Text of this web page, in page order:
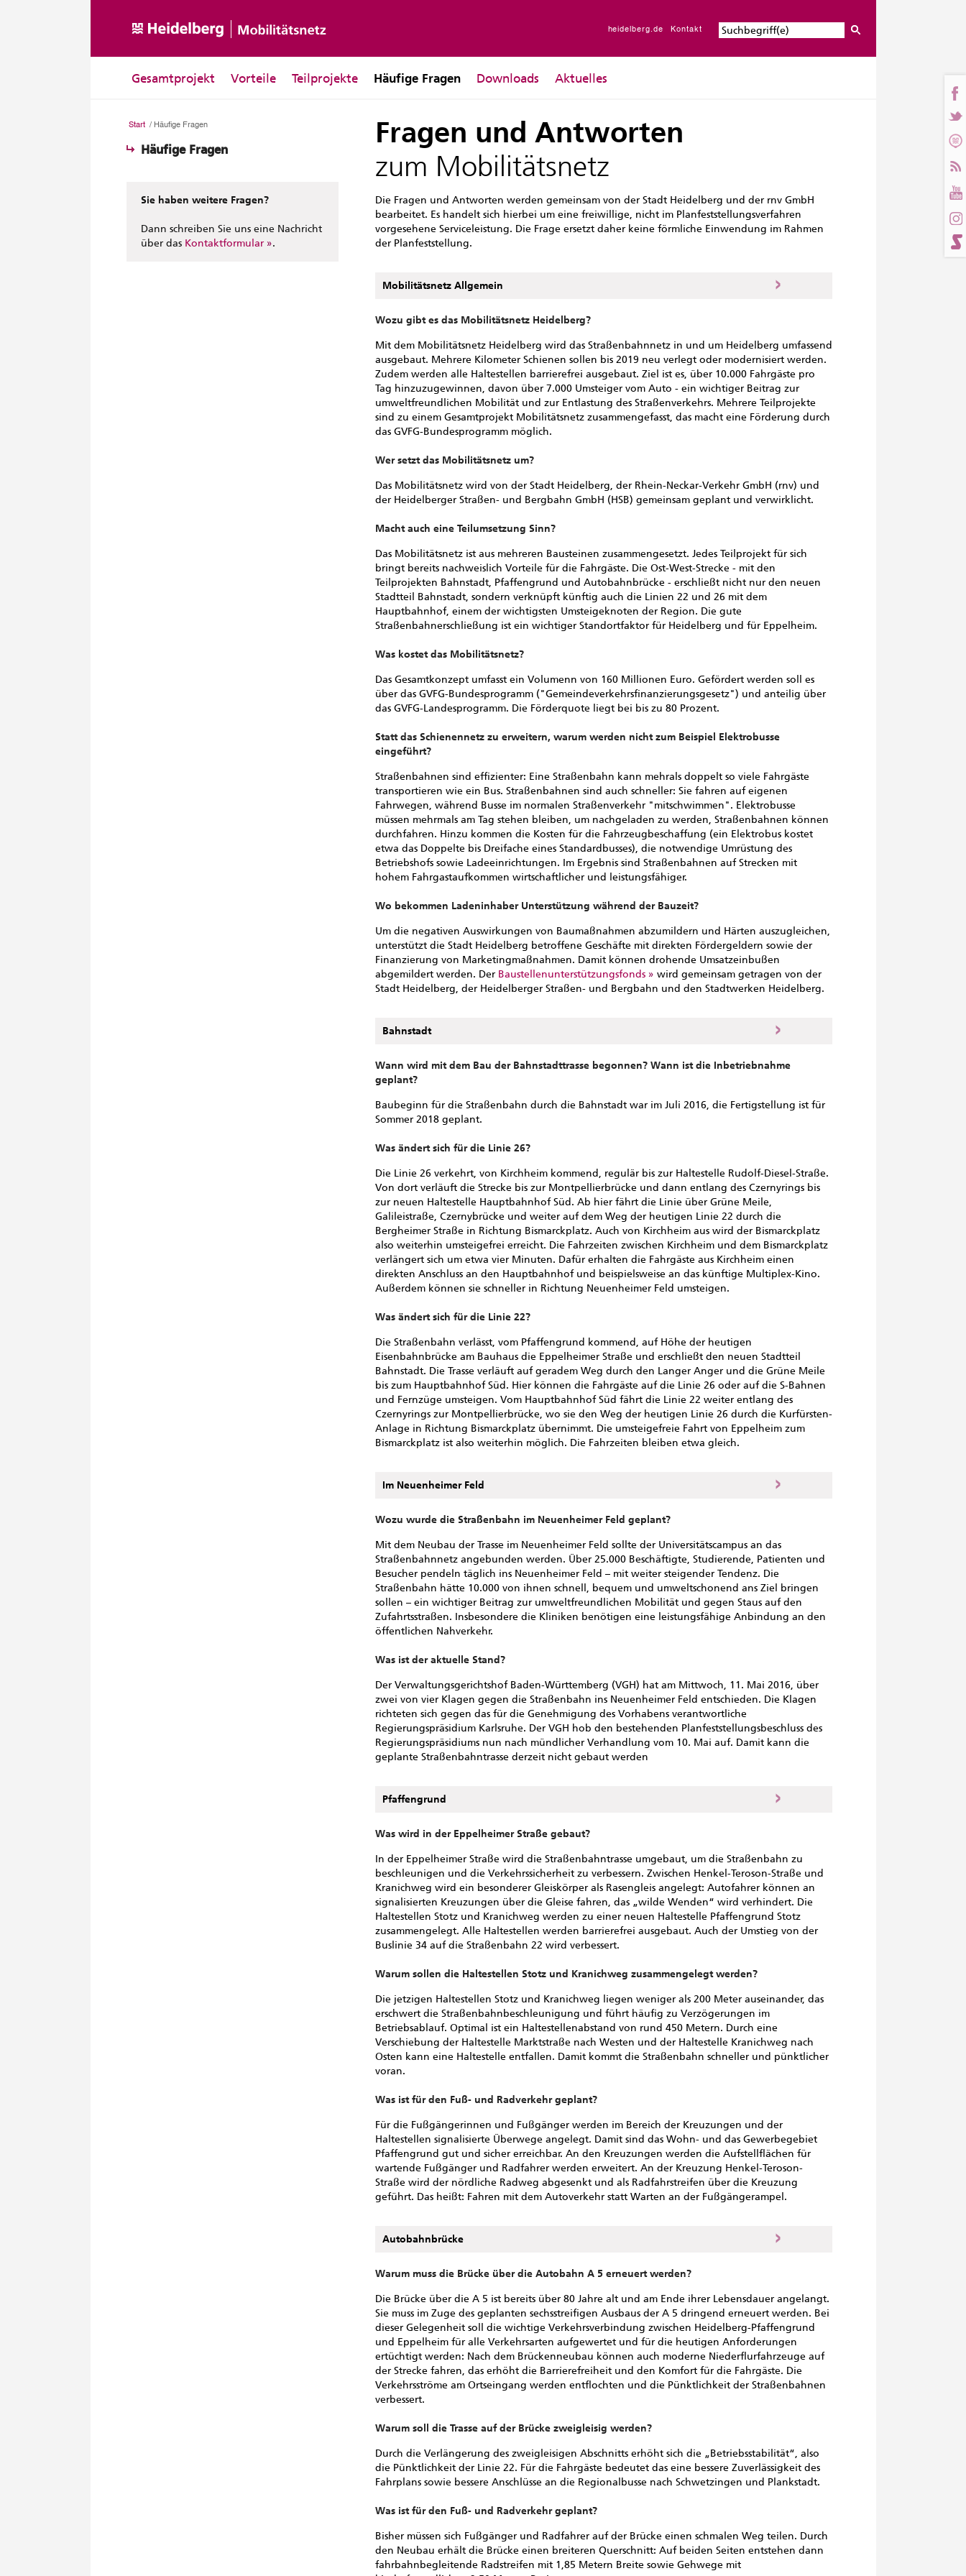
heidelberg.de Kontakt
Gesamtprojekt Vorteile Teilprojekte Häufige Fragen Downloads Aktuelles
Start / Häufige Fragen
Häufige Fragen
Sie haben weitere Fragen?
Dann schreiben Sie uns eine Nachricht
über das Kontaktformular .
Fragen und Antworten
zum Mobilitätsnetz
Die Fragen und Antworten werden gemeinsam von der Stadt Heidelberg und der rnv GmbH
bearbeitet. Es handelt sich hierbei um eine freiwillige, nicht im Planfeststellungsverfahren
vorgesehene Serviceleistung. Die Frage ersetzt daher keine förmliche Einwendung im Rahmen
der Planfeststellung.
Mobilitätsnetz Allgemein
Wozu gibt es das Mobilitätsnetz Heidelberg?
Mit dem Mobilitätsnetz Heidelberg wird das Straßenbahnnetz in und um Heidelberg umfassend
ausgebaut. Mehrere Kilometer Schienen sollen bis 2019 neu verlegt oder modernisiert werden.
Zudem werden alle Haltestellen barrierefrei ausgebaut. Ziel ist es, über 10.000 Fahrgäste pro
Tag hinzuzugewinnen, davon über 7.000 Umsteiger vom Auto - ein wichtiger Beitrag zur
umweltfreundlichen Mobilität und zur Entlastung des Straßenverkehrs. Mehrere Teilprojekte
sind zu einem Gesamtprojekt Mobilitätsnetz zusammengefasst, das macht eine Förderung durch
das GVFG-Bundesprogramm möglich.
Wer setzt das Mobilitätsnetz um?
Das Mobilitätsnetz wird von der Stadt Heidelberg, der Rhein-Neckar-Verkehr GmbH (rnv) und
der Heidelberger Straßen- und Bergbahn GmbH (HSB) gemeinsam geplant und verwirklicht.
Macht auch eine Teilumsetzung Sinn?
Das Mobilitätsnetz ist aus mehreren Bausteinen zusammengesetzt. Jedes Teilprojekt für sich
bringt bereits nachweislich Vorteile für die Fahrgäste. Die Ost-West-Strecke - mit den
Teilprojekten Bahnstadt, Pfaffengrund und Autobahnbrücke - erschließt nicht nur den neuen
Stadtteil Bahnstadt, sondern verknüpft künftig auch die Linien 22 und 26 mit dem
Hauptbahnhof, einem der wichtigsten Umsteigeknoten der Region. Die gute
Straßenbahnerschließung ist ein wichtiger Standortfaktor für Heidelberg und für Eppelheim.
Was kostet das Mobilitätsnetz?
Das Gesamtkonzept umfasst ein Volumenn von 160 Millionen Euro. Gefördert werden soll es
über das GVFG-Bundesprogramm ("Gemeindeverkehrsfinanzierungsgesetz") und anteilig über
das GVFG-Landesprogramm. Die Förderquote liegt bei bis zu 80 Prozent.
Statt das Schienennetz zu erweitern, warum werden nicht zum Beispiel Elektrobusse
eingeführt?
Straßenbahnen sind effizienter: Eine Straßenbahn kann mehrals doppelt so viele Fahrgäste
transportieren wie ein Bus. Straßenbahnen sind auch schneller: Sie fahren auf eigenen
Fahrwegen, während Busse im normalen Straßenverkehr "mitschwimmen". Elektrobusse
müssen mehrmals am Tag stehen bleiben, um nachgeladen zu werden, Straßenbahnen können
durchfahren. Hinzu kommen die Kosten für die Fahrzeugbeschaffung (ein Elektrobus kostet
etwa das Doppelte bis Dreifache eines Standardbusses), die notwendige Umrüstung des
Betriebshofs sowie Ladeeinrichtungen. Im Ergebnis sind Straßenbahnen auf Strecken mit
hohem Fahrgastaufkommen wirtschaftlicher und leistungsfähiger.
Wo bekommen Ladeninhaber Unterstützung während der Bauzeit?
Um die negativen Auswirkungen von Baumaßnahmen abzumildern und Härten auszugleichen,
unterstützt die Stadt Heidelberg betroffene Geschäfte mit direkten Fördergeldern sowie der
Finanzierung von Marketingmaßnahmen. Damit können drohende Umsatzeinbußen
abgemildert werden. Der Baustellenunterstützungsfonds
wird gemeinsam getragen von der
Stadt Heidelberg, der Heidelberger Straßen- und Bergbahn und den Stadtwerken Heidelberg.
Bahnstadt
Wann wird mit dem Bau der Bahnstadttrasse begonnen? Wann ist die Inbetriebnahme
geplant?
Baubeginn für die Straßenbahn durch die Bahnstadt war im Juli 2016, die Fertigstellung ist für
Sommer 2018 geplant.
Was ändert sich für die Linie 26?
Die Linie 26 verkehrt, von Kirchheim kommend, regulär bis zur Haltestelle Rudolf-Diesel-Straße.
Von dort verläuft die Strecke bis zur Montpellierbrücke und dann entlang des Czernyrings bis
zur neuen Haltestelle Hauptbahnhof Süd. Ab hier fährt die Linie über Grüne Meile,
Galileistraße, Czernybrücke und weiter auf dem Weg der heutigen Linie 22 durch die
Bergheimer Straße in Richtung Bismarckplatz. Auch von Kirchheim aus wird der Bismarckplatz
also weiterhin umsteigefrei erreicht. Die Fahrzeiten zwischen Kirchheim und dem Bismarckplatz
verlängert sich um etwa vier Minuten. Dafür erhalten die Fahrgäste aus Kirchheim einen
direkten Anschluss an den Hauptbahnhof und beispielsweise an das künftige Multiplex-Kino.
Außerdem können sie schneller in Richtung Neuenheimer Feld umsteigen.
Was ändert sich für die Linie 22?
Die Straßenbahn verlässt, vom Pfaffengrund kommend, auf Höhe der heutigen
Eisenbahnbrücke am Bauhaus die Eppelheimer Straße und erschließt den neuen Stadtteil
Bahnstadt. Die Trasse verläuft auf geradem Weg durch den Langer Anger und die Grüne Meile
bis zum Hauptbahnhof Süd. Hier können die Fahrgäste auf die Linie 26 oder auf die S-Bahnen
und Fernzüge umsteigen. Vom Hauptbahnhof Süd fährt die Linie 22 weiter entlang des
Czernyrings zur Montpellierbrücke, wo sie den Weg der heutigen Linie 26 durch die Kurfürsten-
Anlage in Richtung Bismarckplatz übernimmt. Die umsteigefreie Fahrt von Eppelheim zum
Bismarckplatz ist also weiterhin möglich. Die Fahrzeiten bleiben etwa gleich.
Im Neuenheimer Feld
Wozu wurde die Straßenbahn im Neuenheimer Feld geplant?
Mit dem Neubau der Trasse im Neuenheimer Feld sollte der Universitätscampus an das
Straßenbahnnetz angebunden werden. Über 25.000 Beschäftigte, Studierende, Patienten und
Besucher pendeln täglich ins Neuenheimer Feld – mit weiter steigender Tendenz. Die
Straßenbahn hätte 10.000 von ihnen schnell, bequem und umweltschonend ans Ziel bringen
sollen – ein wichtiger Beitrag zur umweltfreundlichen Mobilität und gegen Staus auf den
Zufahrtsstraßen. Insbesondere die Kliniken benötigen eine leistungsfähige Anbindung an den
öffentlichen Nahverkehr.
Was ist der aktuelle Stand?
Der Verwaltungsgerichtshof Baden-Württemberg (VGH) hat am Mittwoch, 11. Mai 2016, über
zwei von vier Klagen gegen die Straßenbahn ins Neuenheimer Feld entschieden. Die Klagen
richteten sich gegen das für die Genehmigung des Vorhabens verantwortliche
Regierungspräsidium Karlsruhe. Der VGH hob den bestehenden Planfeststellungsbeschluss des
Regierungspräsidiums nun nach mündlicher Verhandlung vom 10. Mai auf. Damit kann die
geplante Straßenbahntrasse derzeit nicht gebaut werden
Pfaffengrund
Was wird in der Eppelheimer Straße gebaut?
In der Eppelheimer Straße wird die Straßenbahntrasse umgebaut, um die Straßenbahn zu
beschleunigen und die Verkehrssicherheit zu verbessern. Zwischen Henkel-Teroson-Straße und
Kranichweg wird ein besonderer Gleiskörper als Rasengleis angelegt: Autofahrer können an
signalisierten Kreuzungen über die Gleise fahren, das „wilde Wenden“ wird verhindert. Die
Haltestellen Stotz und Kranichweg werden zu einer neuen Haltestelle Pfaffengrund Stotz
zusammengelegt. Alle Haltestellen werden barrierefrei ausgebaut. Auch der Umstieg von der
Buslinie 34 auf die Straßenbahn 22 wird verbessert.
Warum sollen die Haltestellen Stotz und Kranichweg zusammengelegt werden?
Die jetzigen Haltestellen Stotz und Kranichweg liegen weniger als 200 Meter auseinander, das
erschwert die Straßenbahnbeschleunigung und führt häufig zu Verzögerungen im
Betriebsablauf. Optimal ist ein Haltestellenabstand von rund 450 Metern. Durch eine
Verschiebung der Haltestelle Marktstraße nach Westen und der Haltestelle Kranichweg nach
Osten kann eine Haltestelle entfallen. Damit kommt die Straßenbahn schneller und pünktlicher
voran.
Was ist für den Fuß- und Radverkehr geplant?
Für die Fußgängerinnen und Fußgänger werden im Bereich der Kreuzungen und der
Haltestellen signalisierte Überwege angelegt. Damit sind das Wohn- und das Gewerbegebiet
Pfaffengrund gut und sicher erreichbar. An den Kreuzungen werden die Aufstellflächen für
wartende Fußgänger und Radfahrer werden erweitert. An der Kreuzung Henkel-Teroson-
Straße wird der nördliche Radweg abgesenkt und als Radfahrstreifen über die Kreuzung
geführt. Das heißt: Fahren mit dem Autoverkehr statt Warten an der Fußgängerampel.
Autobahnbrücke
Warum muss die Brücke über die Autobahn A 5 erneuert werden?
Die Brücke über die A 5 ist bereits über 80 Jahre alt und am Ende ihrer Lebensdauer angelangt.
Sie muss im Zuge des geplanten sechsstreifigen Ausbaus der A 5 dringend erneuert werden. Bei
dieser Gelegenheit soll die wichtige Verkehrsverbindung zwischen Heidelberg-Pfaffengrund
und Eppelheim für alle Verkehrsarten aufgewertet und für die heutigen Anforderungen
ertüchtigt werden: Nach dem Brückenneubau können auch moderne Niederflurfahrzeuge auf
der Strecke fahren, das erhöht die Barrierefreiheit und den Komfort für die Fahrgäste. Die
Verkehrsströme am Ortseingang werden entflochten und die Pünktlichkeit der Straßenbahnen
verbessert.
Warum soll die Trasse auf der Brücke zweigleisig werden?
Durch die Verlängerung des zweigleisigen Abschnitts erhöht sich die „Betriebsstabilität“, also
die Pünktlichkeit der Linie 22. Für die Fahrgäste bedeutet das eine bessere Zuverlässigkeit des
Fahrplans sowie bessere Anschlüsse an die Regionalbusse nach Schwetzingen und Plankstadt.
Was ist für den Fuß- und Radverkehr geplant?
Bisher müssen sich Fußgänger und Radfahrer auf der Brücke einen schmalen Weg teilen. Durch
den Neubau erhält die Brücke einen breiteren Querschnitt: Auf beiden Seiten entstehen dann
fahrbahnbegleitende Radstreifen mit 1,85 Metern Breite sowie Gehwege mit